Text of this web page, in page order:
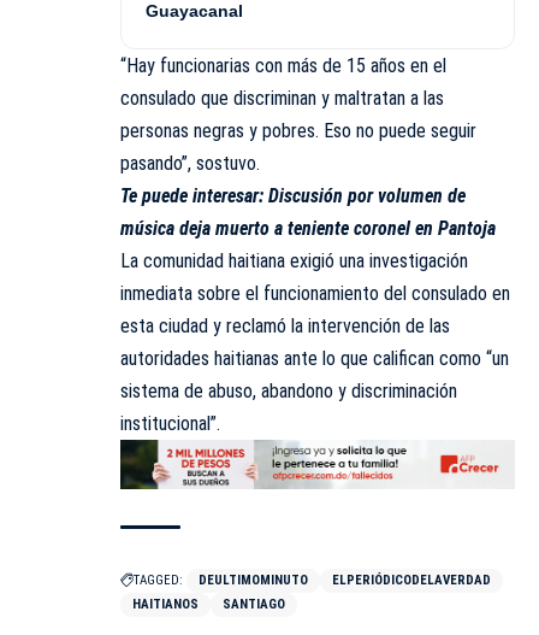
Guayacanal
“Hay funcionarias con más de 15 años en el
consulado que discriminan y maltratan a las
personas negras y pobres. Eso no puede seguir
pasando”, sostuvo.
Te puede interesar: Discusión por volumen de
música deja muerto a teniente coronel en Pantoja
La comunidad haitiana exigió una investigación
inmediata sobre el funcionamiento del consulado en
esta ciudad y reclamó la intervención de las
autoridades haitianas ante lo que califican como “un
sistema de abuso, abandono y discriminación
institucional”.
TAGGED: DEULTIMOMINUTO
ELPERIÓDICODELAVERDAD
HAITIANOS
SANTIAGO